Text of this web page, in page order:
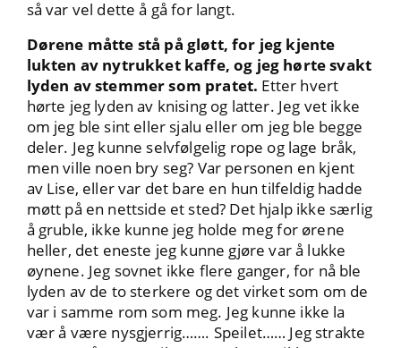
så var vel dette å gå for langt.
Dørene måtte stå på gløtt, for jeg kjente
lukten av nytrukket kaffe, og jeg hørte svakt
lyden av stemmer som pratet. Etter hvert
hørte jeg lyden av knising og latter. Jeg vet ikke
om jeg ble sint eller sjalu eller om jeg ble begge
deler. Jeg kunne selvfølgelig rope og lage bråk,
men ville noen bry seg? Var personen en kjent
av Lise, eller var det bare en hun tilfeldig hadde
møtt på en nettside et sted? Det hjalp ikke særlig
å gruble, ikke kunne jeg holde meg for ørene
heller, det eneste jeg kunne gjøre var å lukke
øynene. Jeg sovnet ikke flere ganger, for nå ble
lyden av de to sterkere og det virket som om de
var i samme rom som meg. Jeg kunne ikke la
vær å være nysgjerrig……. Speilet…… Jeg strakte